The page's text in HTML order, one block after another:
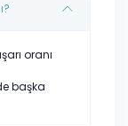
oranı
başka